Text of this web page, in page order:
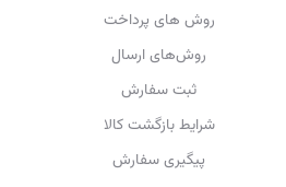
روش های پرداخت
روش‌های ارسال
ثبت سفارش
شرایط بازگشت کالا
پیگیری سفارش